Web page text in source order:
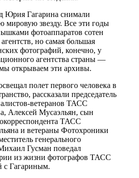
Юрия Гагарина снимали
мировую звезду. Все эти годы
фотоаппаратов сотен
но самая большая
фотографий, конечно, у
агентства страны —
открываем эти архивы.
полет первого человека в
рассказали председатель
ветеранов ТАСС
Алексей Мусаэльян, сын
ТАСС
и ветераны Фотохроники
генерального
Гусман поведал
из жизни фотографов ТАСС
с Гагариным.